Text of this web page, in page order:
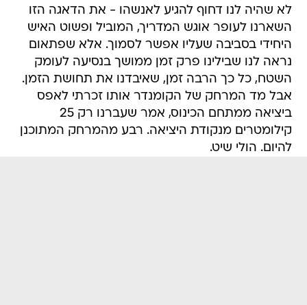
לא שהיה לנו דחוף להגיע לאנשהו - את הדאגה הזו
השארנו לעופר אוגש המדריך, המוביל ופשוט האיש
היחידי בסביבה שעליו אפשר לסמוך. אלא שפתאום
נראה לנו שבילינו פרק זמן ממושך בנסיעה לעומק
השטח, כל כך הרבה זמן, שאיבדנו את תחושת הזמן.
אבל מד המרחק של הקומנדר אותו זכרתי לאפס
ביציאה ממתחם הכינוס, אמר שעברנו רק 25
קילומטרים מנקודת היציאה. רבע מהמרחק המתוכנן
להיום. הולי שיט.